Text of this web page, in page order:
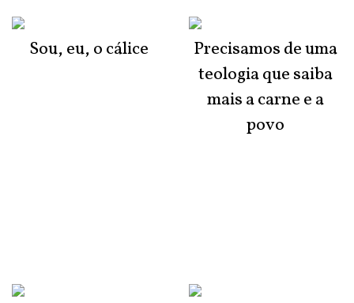
Sou, eu, o cálice
Precisamos de uma
teologia que saiba
mais a carne e a
povo